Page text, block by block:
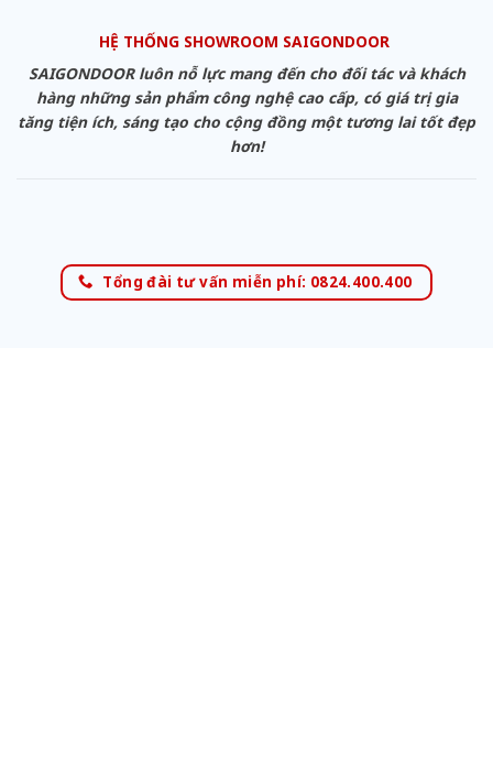
HỆ THỐNG SHOWROOM SAIGONDOOR
SAIGONDOOR luôn nỗ lực mang đến cho đối tác và khách
hàng những sản phẩm công nghệ cao cấp, có giá trị gia
tăng tiện ích, sáng tạo cho cộng đồng một tương lai tốt đẹp
hơn!
Tổng đài tư vấn miễn phí: 0824.400.400